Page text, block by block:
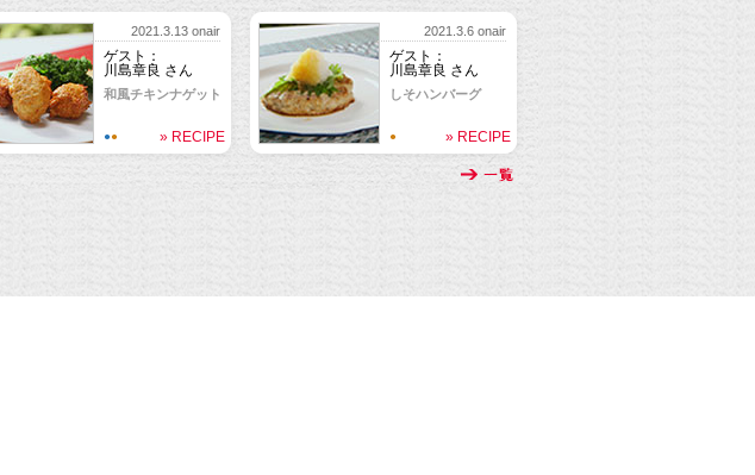
2021.3.13 onair
ゲスト：
川島章良 さん
和風チキンナゲット
●● » RECIPE
2021.3.6 onair
ゲスト：
川島章良 さん
しそハンバーグ
● » RECIPE